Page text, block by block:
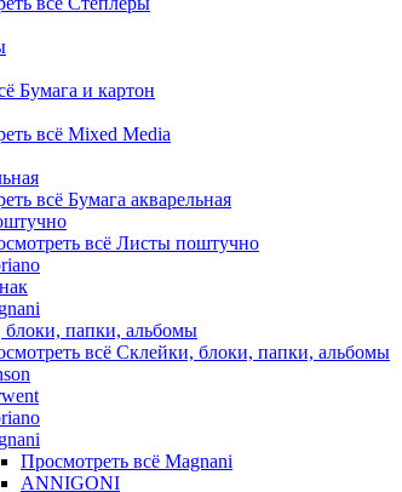
Бумага и картон
всё Mixed Media
всё Бумага акварельная
всё Листы поштучно
папки, альбомы
всё Склейки, блоки, папки, альбомы
Просмотреть всё Magnani
ANNIGONI